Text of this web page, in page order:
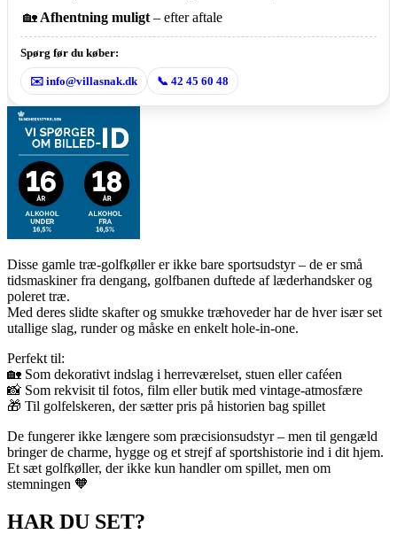
🏡 Afhentning muligt – efter aftale
Spørg før du køber:
✉️ info@villasnak.dk 📞 42 45 60 48
Disse gamle træ-golfkøller er ikke bare sportsudstyr – de er små
tidsmaskiner fra dengang, golfbanen duftede af læderhandsker og
poleret træ.
Med deres slidte skafter og smukke træhoveder har de hver især set
utallige slag, runder og måske en enkelt hole-in-one.
Perfekt til:
🏡 Som dekorativt indslag i herreværelset, stuen eller caféen
📸 Som rekvisit til fotos, film eller butik med vintage-atmosfære
🎁 Til golfelskeren, der sætter pris på historien bag spillet
De fungerer ikke længere som præcisionsudstyr – men til gengæld
bringer de charme, hygge og et strejf af sportshistorie ind i dit hjem.
Et sæt golfkøller, der ikke kun handler om spillet, men om
stemningen 🧡
HAR DU SET?